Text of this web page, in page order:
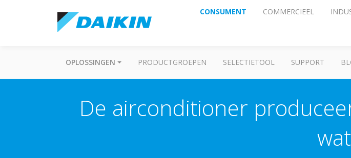
CONSUMENT COMMERCIEEL
OPLOSSINGEN PRODUCTGROEPEN SELECTIETOOL SUPPORT
De airconditioner